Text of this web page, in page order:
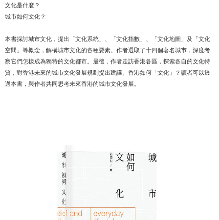
文化是什麼？
城市如何文化？
本書探討城市文化，提出「文化系統」、「文化指數」、「文化地圖」及「文化
空間」等概念，解構城市文化的各種要素。作者選取了十四個著名城市，深度考
察它們怎樣成為獨特的文化都市。最後，作者走訪香港各區，探索各自的文化特
質，對香港未來的城市文化發展規劃提出建議。香港如何「文化」？讀者可以透
過本書，與作者共同思考未來香港的城市文化發展。